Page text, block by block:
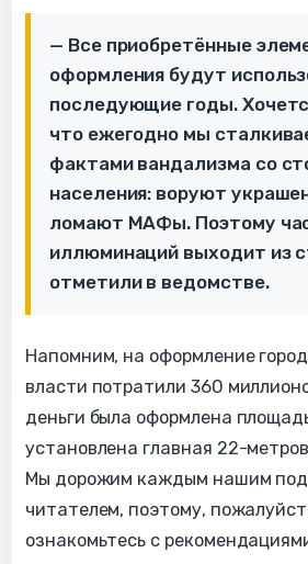
— Все приобретённые
оформления будут
последующие годы.
что ежегодно мы
фактами вандализма со
населения: воруют
ломают МАФы. Поэтому
иллюминаций выходит из
отметили в ведомстве.
Напомним, на оформление
власти потратили 360
деньги была оформлена
установлена главная 22-
Мы дорожим каждым нашим
читателем, поэтому,
ознакомьтесь с